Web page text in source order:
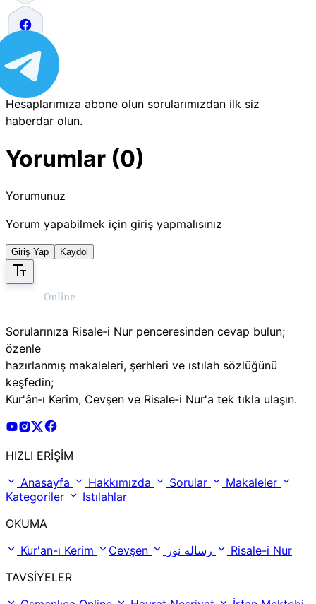
Hesaplarımıza abone olun sorularımızdan ilk siz
haberdar olun.
Yorumlar (0)
Yorumunuz
Yorum yapabilmek için giriş yapmalısınız
Giriş Yap Kaydol
Sorularınıza Risale‑i Nur penceresinden cevap bulun;
özenle
hazırlanmış makaleleri, şerhleri ve ıstılah sözlüğünü
keşfedin;
Kur'ân‑ı Kerîm, Cevşen ve Risale‑i Nur'a tek tıkla ulaşın.
Risale Online Youtube Hesabı
Risale Online Instagram Hesabı
Risale Online X Hesabı
HIZLI ERİŞİM
Anasayfa
Hakkımızda Sorular
Makaleler
Kategoriler
Istılahlar
OKUMA
Kur'an-ı Kerim
Cevşen
Risale-i Nur
TAVSİYELER